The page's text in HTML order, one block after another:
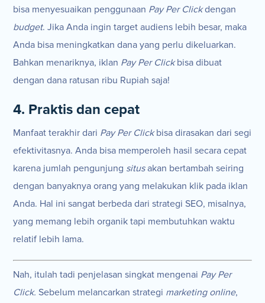
bisa menyesuaikan penggunaan Pay Per Clickdengan
budget. Jika Anda ingin target audiens lebih besar, maka
Anda bisa meningkatkan dana yang perlu dikeluarkan.
Bahkan menariknya, iklan Pay Per Clickbisa dibuat
dengan dana ratusan ribu Rupiah saja!
4. Praktis dan cepat
Manfaat terakhir dari Pay Per Clickbisa dirasakan dari segi
efektivitasnya. Anda bisa memperoleh hasil secara cepat
karena jumlah pengunjung situsakan bertambah seiring
dengan banyaknya orang yang melakukan klik pada iklan
Anda. Hal ini sangat berbeda dari strategi SEO, misalnya,
yang memang lebih organik tapi membutuhkan waktu
relatif lebih lama.
Nah, itulah tadi penjelasan singkat mengenai Pay Per
Click. Sebelum melancarkan strategi marketing online,